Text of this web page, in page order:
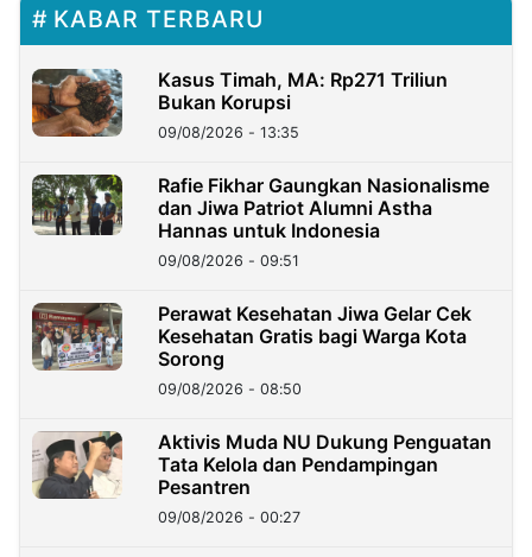
KABAR TERBARU
Kasus Timah, MA: Rp271 Triliun
Bukan Korupsi
09/08/2026 - 13:35
Rafie Fikhar Gaungkan Nasionalisme
dan Jiwa Patriot Alumni Astha
Hannas untuk Indonesia
09/08/2026 - 09:51
Perawat Kesehatan Jiwa Gelar Cek
Kesehatan Gratis bagi Warga Kota
Sorong
09/08/2026 - 08:50
Aktivis Muda NU Dukung Penguatan
Tata Kelola dan Pendampingan
Pesantren
09/08/2026 - 00:27